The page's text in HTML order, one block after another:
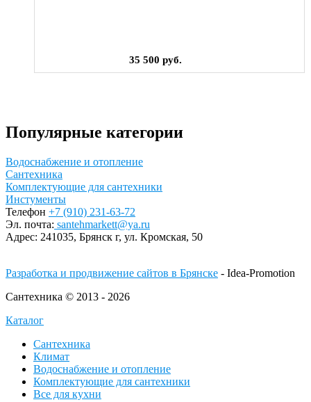
35 500 руб.
Популярные категории
Водоснабжение и отопление
Сантехника
Комплектующие для сантехники
Инстументы
Телефон +7 (910) 231-63-72
Эл. почта: santehmarkett@ya.ru
Адрес: 241035, Брянск г, ул. Кромская, 50
Разработка и продвижение сайтов в Брянске - Idea-Promotion
Сантехника © 2013 - 2026
Каталог
Сантехника
Климат
Водоснабжение и отопление
Комплектующие для сантехники
Все для кухни